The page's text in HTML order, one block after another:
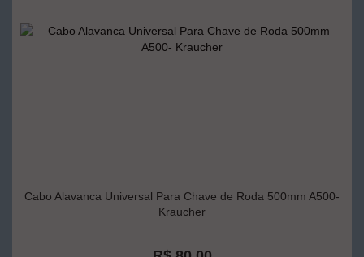
Cabo Alavanca Universal Para Chave de Roda 500mm A500-
Kraucher